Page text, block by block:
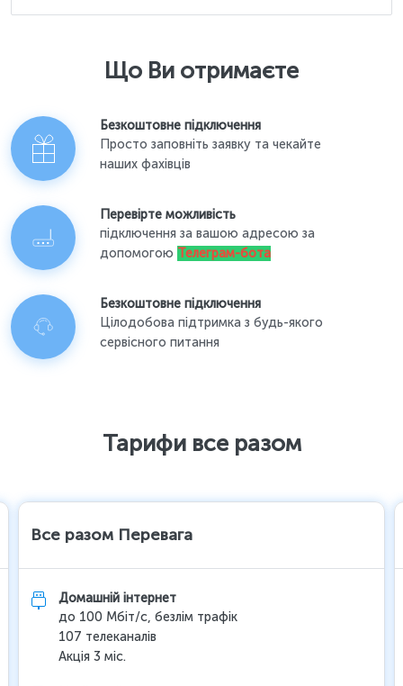
Що Ви отримаєте
Безкоштовне підключення
Просто заповніть заявку та чекайте
наших фахівців
Перевірте можливість
підключення за вашою адресою за
допомогою Телеграм-бота
Безкоштовне підключення
Цілодобова підтримка з будь-якого
сервісного питання
Тарифи все разом
Все разом Перевага
Домашній інтернет
до 100 Мбіт/с, безлім трафік
107 телеканалів
Акція 3 міс.